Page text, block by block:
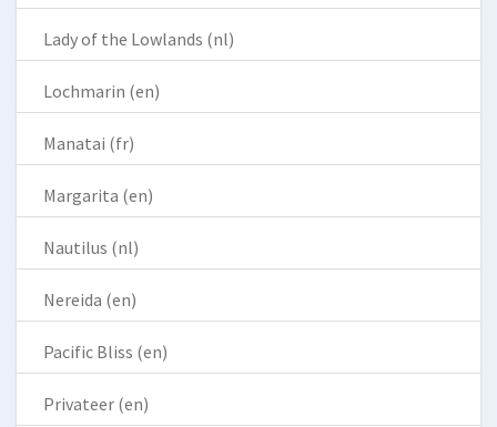
Lady of the Lowlands (nl)
Lochmarin (en)
Manatai (fr)
Margarita (en)
Nautilus (nl)
Nereida (en)
Pacific Bliss (en)
Privateer (en)